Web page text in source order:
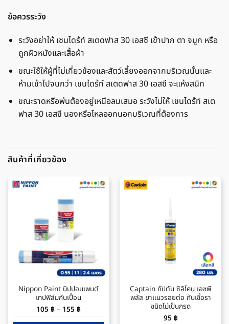
ข้อควรระวัง
ระวังอย่าให้ เชนไดร้ท์ สเตดฟาส 30 เอสซี เข้าปาก ตา จมูก หรือ
ถูกผิวหนังและเสื้อผ้า
ขณะใช้ให้ผู้ที่ไม่เกี่ยวข้องและสัตว์เลี้ยงออกจากบริเวณนั้นและ
ห้ามเข้าไปจนกว่า เชนไดร้ท์ สเตดฟาส 30 เอสซี จะแห้งสนิท
ขณะราดหรือพ่นต้องอยู่เหนือลมเสมอ ระวังไม่ให้ เชนไดร้ท์ สเต
ฟาส 30 เอสซี นองหรือไหลออกนอกบริเวณที่ต้องการ
สินค้าที่เกี่ยวข้อง
Nippon Paint นิปปอนเพนต์
เทปฟิล์มกันเปื้อน
105 ฿ – 155 ฿Price
range:
Captain กัปตัน ซิลิโคน เอชพี
พลัส ยาแนวรอยต่อ กันเชื้อรา
ชนิดไม่เป็นกรด
95 ฿